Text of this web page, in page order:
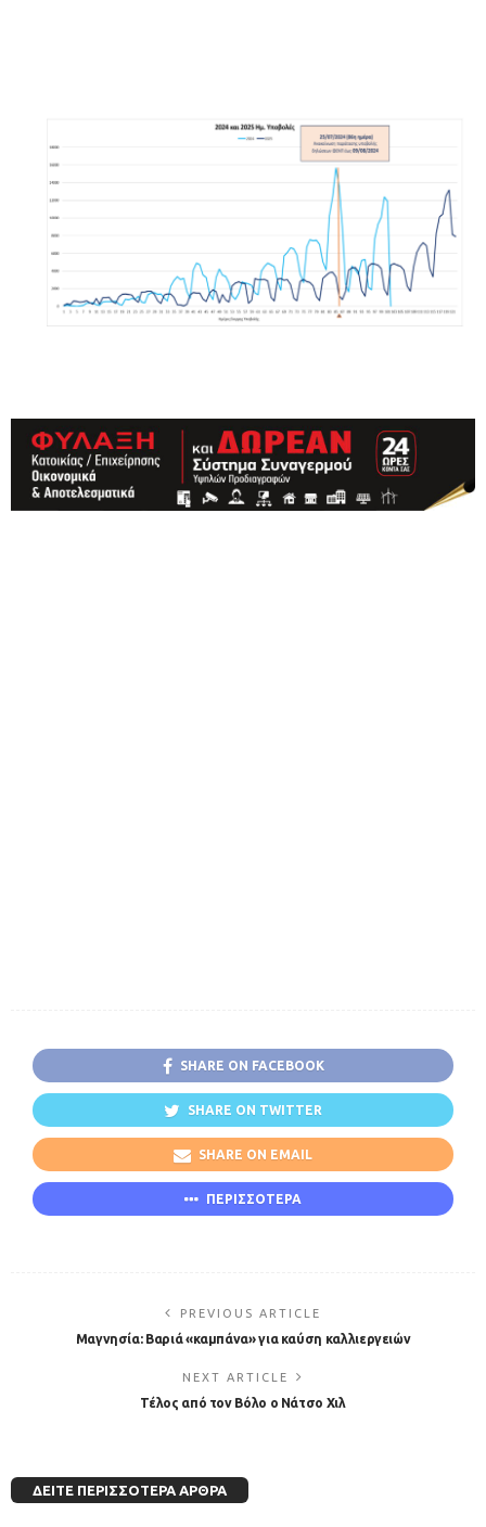
SHARE ON FACEBOOK
SHARE ON TWITTER
SHARE ON EMAIL
ΠΕΡΙΣΣΟΤΕΡΑ
PREVIOUS ARTICLE
Μαγνησία: Βαριά «καμπάνα» για καύση καλλιεργειών
NEXT ARTICLE
Τέλος από τον Βόλο ο Νάτσο Χιλ
ΔΕΊΤΕ ΠΕΡΙΣΣΌΤΕΡΑ ΆΡΘΡΑ